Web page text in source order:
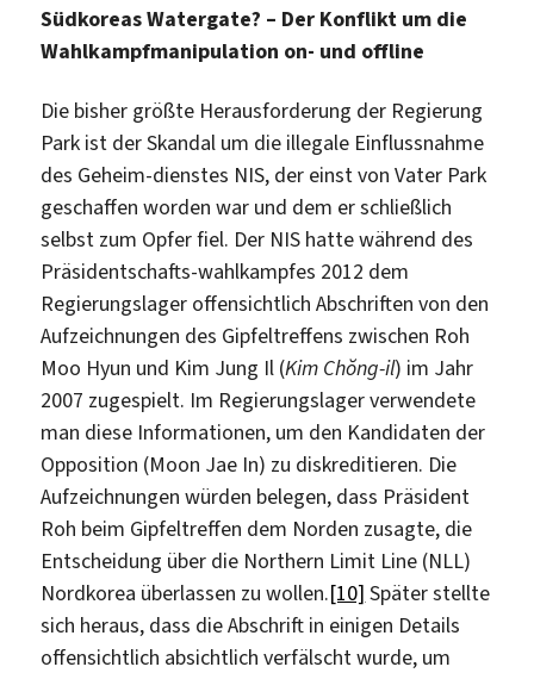
Südkoreas Watergate? – Der Konflikt um die
Wahlkampfmanipulation on- und offline
Die bisher größte Herausforderung der Regierung
Park ist der Skandal um die illegale Einflussnahme
des Geheim-dienstes NIS, der einst von Vater Park
geschaffen worden war und dem er schließlich
selbst zum Opfer fiel. Der NIS hatte während des
Präsidentschafts-wahlkampfes 2012 dem
Regierungslager offensichtlich Abschriften von den
Aufzeichnungen des Gipfeltreffens zwischen Roh
Moo Hyun und Kim Jung Il (Kim Chŏng-il) im Jahr
2007 zugespielt. Im Regierungslager verwendete
man diese Informationen, um den Kandidaten der
Opposition (Moon Jae In) zu diskreditieren. Die
Aufzeichnungen würden belegen, dass Präsident
Roh beim Gipfeltreffen dem Norden zusagte, die
Entscheidung über die Northern Limit Line (NLL)
Nordkorea überlassen zu wollen.[10] Später stellte
sich heraus, dass die Abschrift in einigen Details
offensichtlich absichtlich verfälscht wurde, um